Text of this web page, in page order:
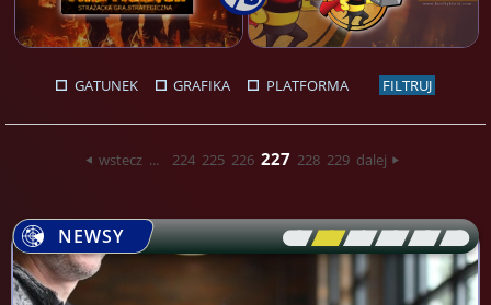
GATUNEK GRAFIKA PLATFORMA FILTRUJ
wstecz ... 224 225 226 227 228 229 dalej
NEWSY [\ \\ \\ \\ \\ \]